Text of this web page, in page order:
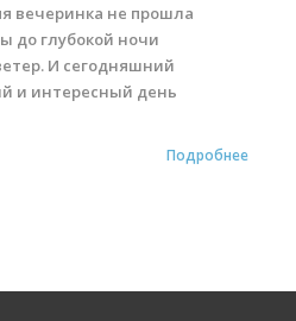
виндсерфингу
вингфойлингу
кайтсерфингу
скидок
вечеринка не прошла
до глубокой ночи
И сегодняшний
и интересный день
Подробнее